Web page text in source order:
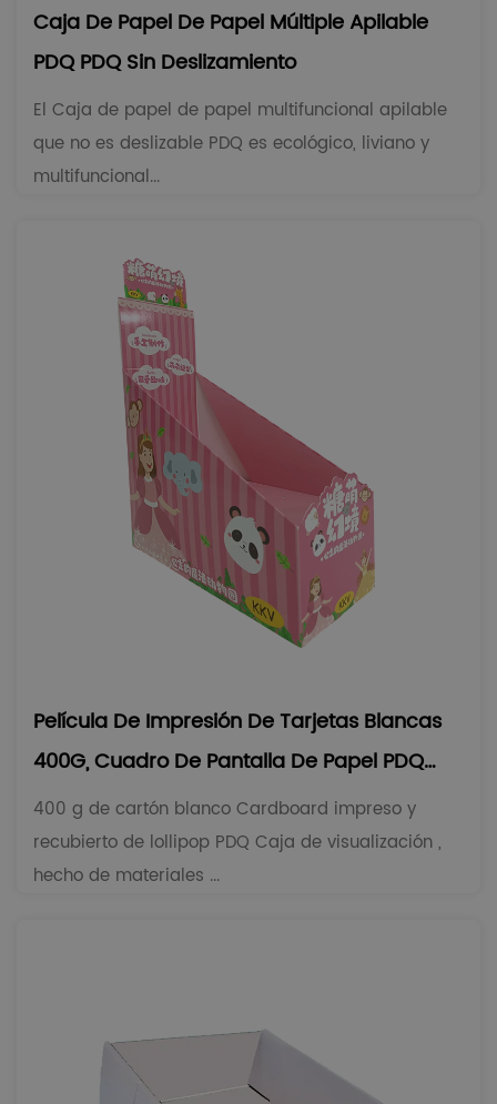
Caja De Papel De Papel Múltiple Apilable
PDQ PDQ Sin Deslizamiento
El Caja de papel de papel multifuncional apilable
que no es deslizable PDQ es ecológico, liviano y
multifuncional...
Película De Impresión De Tarjetas Blancas
400G, Cuadro De Pantalla De Papel PDQ
Lollipop
400 g de cartón blanco Cardboard impreso y
recubierto de lollipop PDQ Caja de visualización ,
hecho de materiales ...